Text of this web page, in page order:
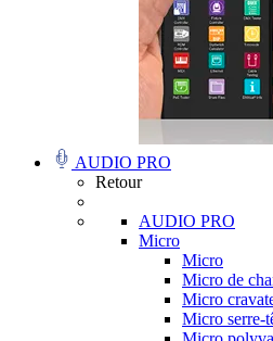
AUDIO PRO
Retour
AUDIO PRO
Micro
Micro
Micro de
Micro
Micro serre-